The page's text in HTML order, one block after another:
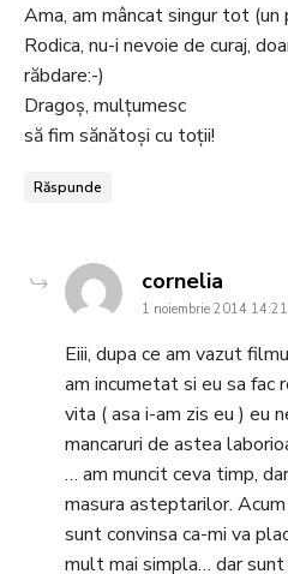
Ama, am mâncat singur tot
Rodica, nu-i nevoie de curaj,
răbdare:-)
Dragoș, mulțumesc
să fim sănătoși cu toții!
Răspunde
cornelia
1 noiembrie 2014 14:21
Eiii, dupa ce am vazut
am incumetat si eu sa fac
vita ( asa i-am zis eu ) eu
mancaruri de astea
… am muncit ceva timp,
masura asteptarilor.
sunt convinsa ca-mi va
mult mai simpla… dar